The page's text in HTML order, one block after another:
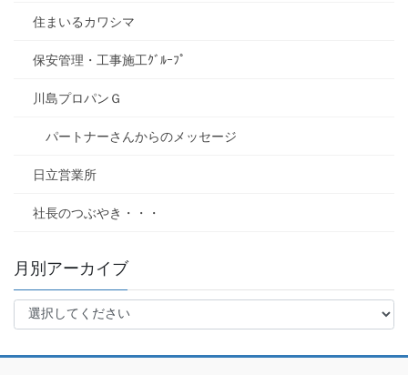
住まいるカワシマ
保安管理・工事施工ｸﾞﾙｰﾌﾟ
川島プロパンＧ
パートナーさんからのメッセージ
日立営業所
社長のつぶやき・・・
月別アーカイブ